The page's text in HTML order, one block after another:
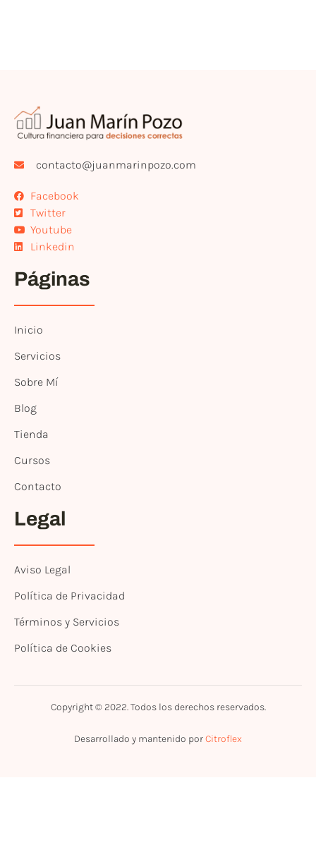
contacto@juanmarinpozo.com
Facebook
Twitter
Youtube
Linkedin
Páginas
Inicio
Servicios
Sobre Mí
Blog
Tienda
Cursos
Contacto
Legal
Aviso Legal
Política de Privacidad
Términos y Servicios
Política de Cookies
Copyright © 2022. Todos los derechos reservados.
Desarrollado y mantenido porCitroflex